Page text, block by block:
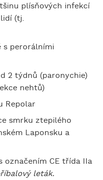
plísňových infekcí
(tj.
s perorálními
2 týdnů (paronychie)
nehtů)
Repolar
smrku ztepilého
Laponsku a
CE třída IIa
leták.